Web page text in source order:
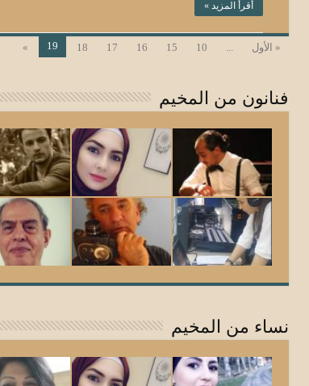
أقرأ المزيد »
« الأول ...
10
15
16
17
18
19
»
فنانون من المخيم
نساء من المخيم